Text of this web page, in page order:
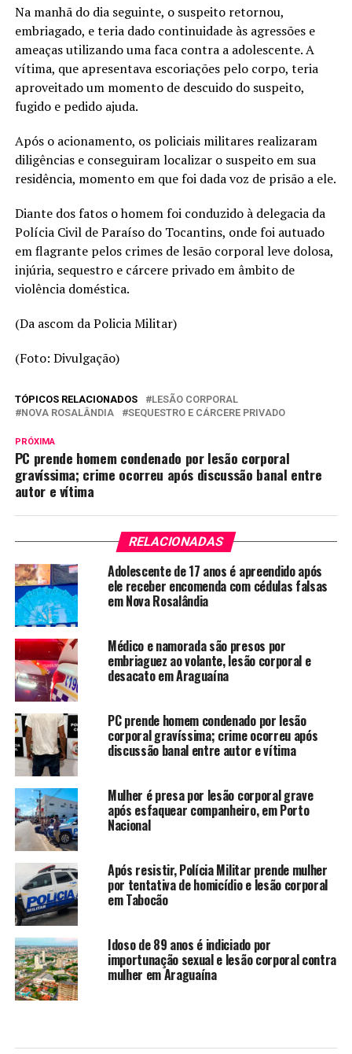
Na manhã do dia seguinte, o suspeito retornou,
embriagado, e teria dado continuidade às agressões e
ameaças utilizando uma faca contra a adolescente. A
vítima, que apresentava escoriações pelo corpo, teria
aproveitado um momento de descuido do suspeito,
fugido e pedido ajuda.
Após o acionamento, os policiais militares realizaram
diligências e conseguiram localizar o suspeito em sua
residência, momento em que foi dada voz de prisão a ele.
Diante dos fatos o homem foi conduzido à delegacia da
Polícia Civil de Paraíso do Tocantins, onde foi autuado
em flagrante pelos crimes de lesão corporal leve dolosa,
injúria, sequestro e cárcere privado em âmbito de
violência doméstica.
(Da ascom da Policia Militar)
(Foto: Divulgação)
TÓPICOS RELACIONADOS
LESÃO CORPORAL
NOVA ROSALÂNDIA
SEQUESTRO E CÁRCERE PRIVADO
PRÓXIMA
PC prende homem condenado por lesão corporal
gravíssima; crime ocorreu após discussão banal entre
autor e vítima
RELACIONADAS
Adolescente de 17 anos é apreendido após
ele receber encomenda com cédulas falsas
em Nova Rosalândia
Médico e namorada são presos por
embriaguez ao volante, lesão corporal e
desacato em Araguaína
PC prende homem condenado por lesão
corporal gravíssima; crime ocorreu após
discussão banal entre autor e vítima
Mulher é presa por lesão corporal grave
após esfaquear companheiro, em Porto
Nacional
Após resistir, Polícia Militar prende mulher
por tentativa de homicídio e lesão corporal
em Tabocão
Idoso de 89 anos é indiciado por
importunação sexual e lesão corporal contra
mulher em Araguaína